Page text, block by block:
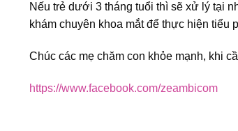
Nếu trẻ dưới 3 tháng tuổi thì sẽ xử lý tại
khám chuyên khoa mắt để thực hiện tiểu
Chúc các mẹ chăm con khỏe mạnh, khi
https://www.facebook.com/zeambicom